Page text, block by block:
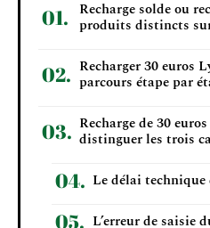
Recharge solde ou
produits distincts
Recharger 30 euros
parcours étape par
Recharge de 30
distinguer les trois
Le délai
L’erreur de saisie